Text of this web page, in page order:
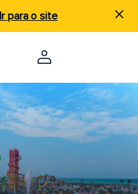
Ir para o site